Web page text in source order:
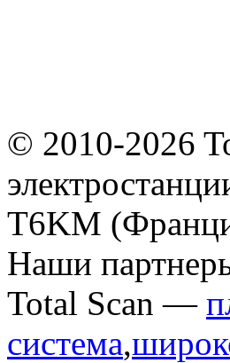
© 2010-2026
T6KM
Наши
Total Scan —
система,